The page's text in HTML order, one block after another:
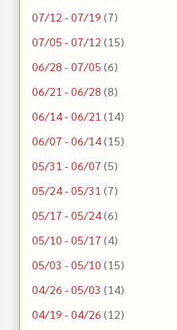
07/12 - 07/19 (7)
07/05 - 07/12 (15)
06/28 - 07/05 (6)
06/21 - 06/28 (8)
06/14 - 06/21 (14)
06/07 - 06/14(15)
05/31 - 06/07 (5)
05/24 - 05/31 (7)
05/17 - 05/24(6)
05/10 - 05/17 (4)
05/03 - 05/10 (15)
04/26 - 05/03 (14)
04/19 - 04/26 (12)